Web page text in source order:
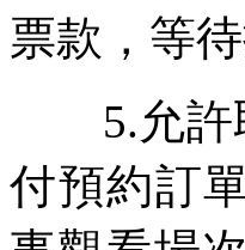
票款，等
5.允許取
付預約訂